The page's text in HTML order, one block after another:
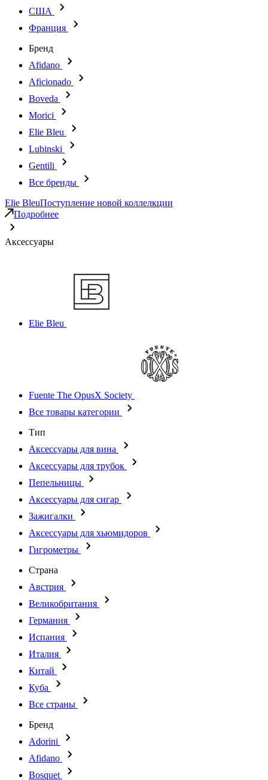
США
Франция
Бренд
Afidano
Aficionado
Boveda
Morici
Elie Bleu
Lubinski
Gentili
Все бренды
Elie BleuПоступление новой коллелкции
Подробнее
Аксессуары
Elie Bleu
Fuente The OpusX Society
Все товары категории
Тип
Аксессуары для вина
Аксессуары для трубок
Пепельницы
Аксессуары для сигар
Зажигалки
Аксессуары для хьюмидоров
Гигрометры
Страна
Австрия
Великобритания
Германия
Испания
Италия
Китай
Куба
Все страны
Бренд
Adorini
Afidano
Bosquet